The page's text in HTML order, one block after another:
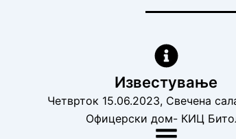
Известување
Четврток 15.06.2023, Свечена
Офицерски дом- КИЦ